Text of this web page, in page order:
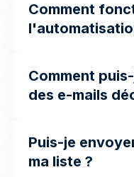
Comment
Comment
des e-mails
Puis-je
ma liste ?